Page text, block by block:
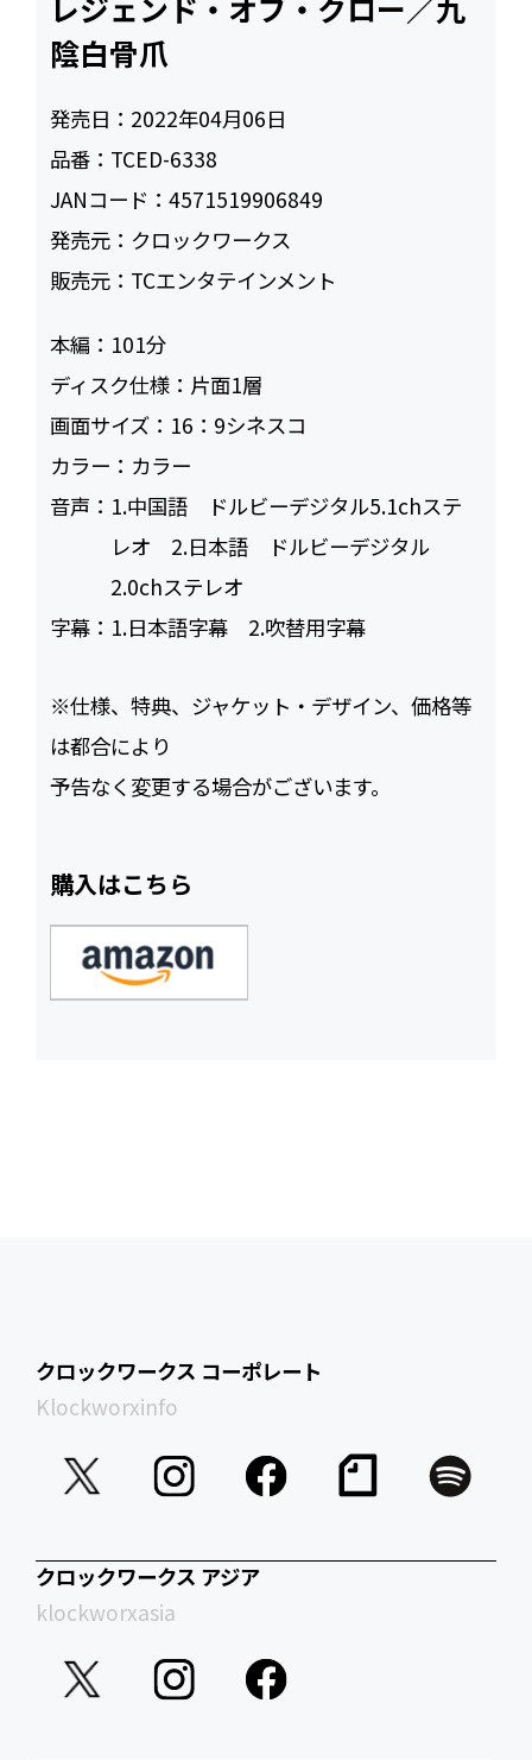
レジェンド・オブ・クロー／九
陰白骨爪
発売日： 2022年04月06日
品番： TCED-6338
JANコード：4571519906849
発売元： クロックワークス
販売元： TCエンタテインメント
本編： 101
ディスク仕様： 片面1層
画面サイズ： 16：9シネスコ
カラー： カラー
音声： 1.中国語 ドルビーデジタル5.1chステ
レオ 2.日本語 ドルビーデジタル
2.0chステレオ
字幕： 1.日本語字幕 2.吹替用字幕
※仕様、特典、ジャケット・デザイン、価格等
は都合により
予告なく変更する場合がございます。
購入はこちら
クロックワークス コーポレート
Klockworxinfo
クロックワークス アジア
klockworxasia